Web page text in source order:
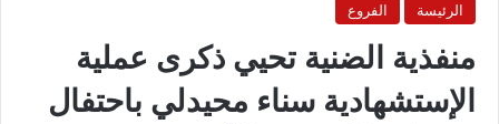
الرئيسة الفروع
منفذية الضنية تحيي ذكرى عملية
الإستشهادية سناء محيدلي باحتفال